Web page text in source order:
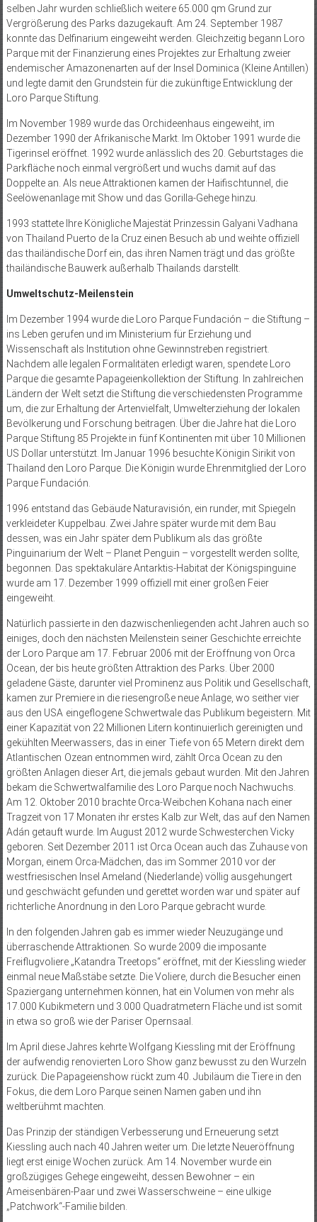
selben Jahr wurden schließlich weitere 65.000 qm Grund zur
Vergrößerung des Parks dazugekauft. Am 24. September 1987
konnte das Delfinarium eingeweiht werden. Gleichzeitig begann Loro
Parque mit der Finanzierung eines Projektes zur Erhaltung zweier
endemischer Amazonenarten auf der Insel Dominica (Kleine Antillen)
und legte damit den Grundstein für die zukünftige Entwicklung der
Loro Parque Stiftung.
Im November 1989 wurde das Orchideenhaus eingeweiht, im
Dezember 1990 der Afrikanische Markt. Im Oktober 1991 wurde die
Tigerinsel eröffnet. 1992 wurde anlässlich des 20. Geburtstages die
Parkfläche noch einmal vergrößert und wuchs damit auf das
Doppelte an. Als neue Attraktionen kamen der Haifischtunnel, die
Seelöwenanlage mit Show und das Gorilla-Gehege hinzu.
1993 stattete Ihre Königliche Majestät Prinzessin Galyani Vadhana
von Thailand Puerto de la Cruz einen Besuch ab und weihte offiziell
das thai­ländische Dorf ein, das ihren Namen trägt und das größte
thailändische Bauwerk außerhalb Thailands darstellt.
Umweltschutz-Meilenstein
Im Dezember 1994 wurde die Loro Parque Fundación – die Stiftung –
ins Leben gerufen und im Ministerium für Erziehung und
Wissenschaft als Institution ohne Gewinnstreben registriert.
Nachdem alle legalen Formalitäten erledigt waren, spendete Loro
Parque die gesamte Papageienkollektion der Stiftung. In zahlreichen
Ländern der Welt setzt die Stiftung die verschiedensten Programme
um, die zur Erhaltung der Artenvielfalt, Umwelterziehung der lokalen
Bevölkerung und Forschung beitragen. Über die Jahre hat die Loro
Parque Stiftung 85 Projekte in fünf Kontinenten mit über 10 Millionen
US Dollar unterstützt. Im Januar 1996 besuchte Königin Sirikit von
Thailand den Loro Parque. Die Königin wurde Ehrenmitglied der Loro
Parque Fundación.
1996 entstand das Gebäude Naturavisión, ein runder, mit Spiegeln
verkleideter Kuppelbau. Zwei Jahre später wurde mit dem Bau
dessen, was ein Jahr später dem Publikum als das größte
Pinguinarium der Welt – Planet Penguin – vorgestellt werden sollte,
begonnen. Das spektakuläre Antarktis-Habitat der Königspinguine
wurde am 17. Dezember 1999 offiziell mit einer großen Feier
eingeweiht.
Natürlich passierte in den dazwischenliegenden acht Jahren auch so
einiges, doch den nächsten Meilenstein seiner Geschichte erreichte
der Loro Parque am 17. Februar 2006 mit der Eröffnung von Orca
Ocean, der bis heute größten Attraktion des Parks. Über 2000
geladene Gäste, darunter viel Prominenz aus Politik und Gesellschaft,
kamen zur Premiere in die riesengroße neue Anlage, wo seither vier
aus den USA eingeflogene Schwertwale das Publikum begeistern. Mit
einer Kapazität von 22 Millionen Litern kontinuierlich gereinigten und
gekühlten Meerwassers, das in einer Tiefe von 65 Metern direkt dem
Atlantischen Ozean entnommen wird, zählt Orca Ocean zu den
größten Anlagen dieser Art, die jemals gebaut wur­den. Mit den Jahren
bekam die Schwertwalfamilie des Loro Parque noch Nachwuchs.
Am 12. Oktober 2010 brachte Orca-Weibchen Kohana nach einer
Tragzeit von 17 Monaten ihr erstes Kalb zur Welt, das auf den Namen
Adán getauft wurde. Im August 2012 wurde Schwesterchen Vicky
geboren. Seit Dezember 2011 ist Orca Ocean auch das Zuhause von
Morgan, einem Orca-Mädchen, das im Sommer 2010 vor der
westfriesischen Insel Ameland (Niederlande) völlig ausgehungert
und geschwächt gefunden und gerettet worden war und später auf
richterliche Anordnung in den Loro Parque gebracht wurde.
In den folgenden Jahren gab es immer wieder Neuzugänge und
überraschende Attraktionen. So wurde 2009 die imposante
Freiflugvoliere „Katandra Treetops“ eröffnet, mit der Kiessling wieder
einmal neue Maßstäbe setzte. Die Voliere, durch die Besucher einen
Spaziergang unternehmen können, hat ein Volumen von mehr als
17.000 Kubikmetern und 3.000 Quadratmetern Fläche und ist somit
in etwa so groß wie der Pariser Opernsaal.
Im April diese Jahres kehrte Wolfgang Kiessling mit der Eröffnung
der aufwendig renovierten Loro Show ganz bewusst zu den Wurzeln
zurück. Die Papageienshow rückt zum 40. Jubiläum die Tiere in den
Fokus, die dem Loro Parque seinen Namen gaben und ihn
weltberühmt machten.
Das Prinzip der ständigen Verbesserung und Erneuerung setzt
Kiessling auch nach 40 Jahren weiter um. Die letzte Neueröffnung
liegt erst einige Wochen zurück. Am 14. November wurde ein
großzügiges Gehege eingeweiht, dessen Bewohner – ein
Ameisenbären-Paar und zwei Wasserschweine – eine ulkige
„Patchwork“-Familie bilden.